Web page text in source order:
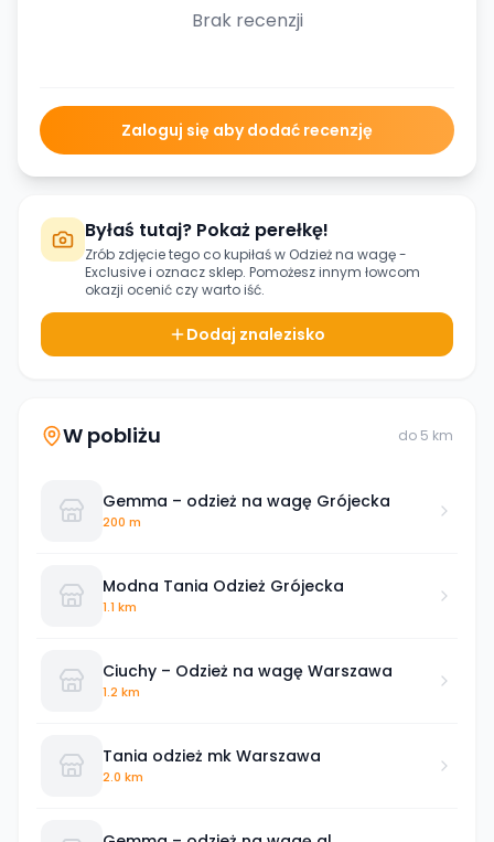
Brak recenzji
Zaloguj się aby dodać recenzję
Byłaś tutaj? Pokaż perełkę!
Zrób zdjęcie tego co kupiłaś w Odzież na wagę -
Exclusivei oznacz sklep. Pomożesz innym łowcom
okazji ocenić czy warto iść.
Dodaj znalezisko
W pobliżu do 5 km
Gemma – odzież na wagę Grójecka
200 m
Modna Tania Odzież Grójecka
1.1 km
Ciuchy – Odzież na wagę Warszawa
1.2 km
Tania odzież mk Warszawa
2.0 km